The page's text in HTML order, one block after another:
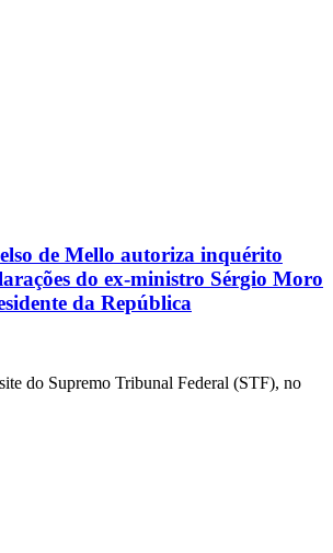
de Mello autoriza inquérito
do ex-ministro Sérgio Moro
da República
do Supremo Tribunal Federal (STF), no